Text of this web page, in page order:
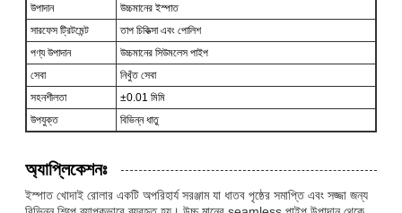
উপাদান
উচ্চমানের ইস্পাত
সারফেস ট্রিটমেন্ট
তাপ চিকিত্সা এবং পোলিশ
পণ্য উপাদান
উচ্চমানের সিউমলেস পাইপ
সেবা
নিখুঁত সেবা
সহনশীলতা
±0.01 মিমি
উপযুক্ত
বিভিন্ন ধাতু
অ্যাপ্লিকেশনঃ
ইস্পাত খোদাই রোলার একটি অপরিহার্য সরঞ্জাম যা ধাতব পৃষ্ঠের সমাপ্তি এবং সজ্জা জন্য